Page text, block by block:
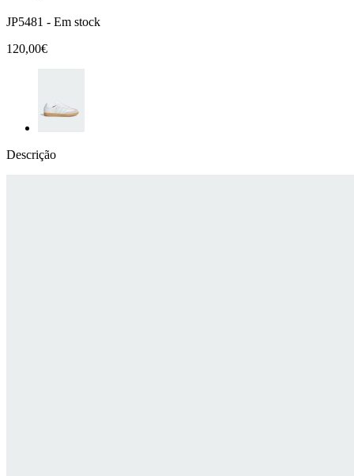
JP5481 - Em stock
120,00€
Descrição